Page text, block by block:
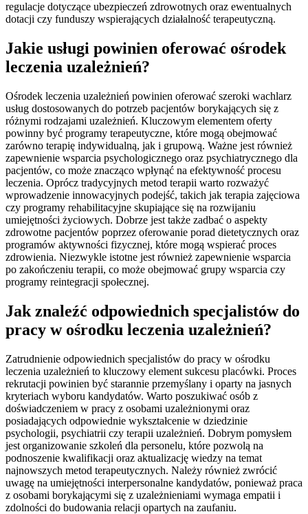
regulacje dotyczące ubezpieczeń zdrowotnych oraz ewentualnych
dotacji czy funduszy wspierających działalność terapeutyczną.
Jakie usługi powinien oferować ośrodek
leczenia uzależnień?
Ośrodek leczenia uzależnień powinien oferować szeroki wachlarz
usług dostosowanych do potrzeb pacjentów borykających się z
różnymi rodzajami uzależnień. Kluczowym elementem oferty
powinny być programy terapeutyczne, które mogą obejmować
zarówno terapię indywidualną, jak i grupową. Ważne jest również
zapewnienie wsparcia psychologicznego oraz psychiatrycznego dla
pacjentów, co może znacząco wpłynąć na efektywność procesu
leczenia. Oprócz tradycyjnych metod terapii warto rozważyć
wprowadzenie innowacyjnych podejść, takich jak terapia zajęciowa
czy programy rehabilitacyjne skupiające się na rozwijaniu
umiejętności życiowych. Dobrze jest także zadbać o aspekty
zdrowotne pacjentów poprzez oferowanie porad dietetycznych oraz
programów aktywności fizycznej, które mogą wspierać proces
zdrowienia. Niezwykle istotne jest również zapewnienie wsparcia
po zakończeniu terapii, co może obejmować grupy wsparcia czy
programy reintegracji społecznej.
Jak znaleźć odpowiednich specjalistów do
pracy w ośrodku leczenia uzależnień?
Zatrudnienie odpowiednich specjalistów do pracy w ośrodku
leczenia uzależnień to kluczowy element sukcesu placówki. Proces
rekrutacji powinien być starannie przemyślany i oparty na jasnych
kryteriach wyboru kandydatów. Warto poszukiwać osób z
doświadczeniem w pracy z osobami uzależnionymi oraz
posiadających odpowiednie wykształcenie w dziedzinie
psychologii, psychiatrii czy terapii uzależnień. Dobrym pomysłem
jest organizowanie szkoleń dla personelu, które pozwolą na
podnoszenie kwalifikacji oraz aktualizację wiedzy na temat
najnowszych metod terapeutycznych. Należy również zwrócić
uwagę na umiejętności interpersonalne kandydatów, ponieważ praca
z osobami borykającymi się z uzależnieniami wymaga empatii i
zdolności do budowania relacji opartych na zaufaniu.